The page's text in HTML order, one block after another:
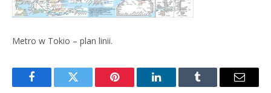
Metro w Tokio – plan linii.
FacebookTwitter Pinterest LinkedInTumblr Email